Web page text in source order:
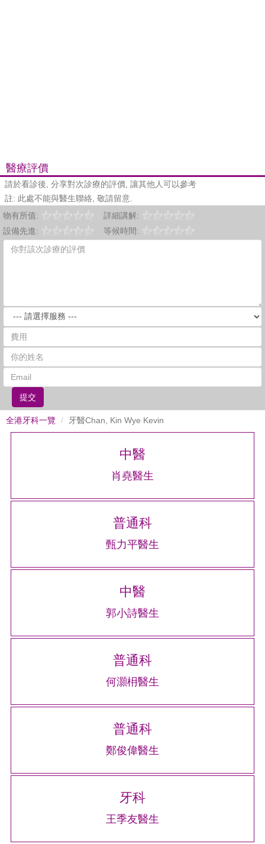
醫療評價
請於看診後, 分享對次診療的評價, 讓其他人可以參考
註: 此處不能與醫生聯絡, 敬請留意.
物有所值:
詳細講解:
設備先進:
等候時間:
提交
全港牙科一覽 牙醫Chan, Kin Wye Kevin
中醫
肖堯醫生
普通科
甄力平醫生
中醫
郭小詩醫生
普通科
何灝枏醫生
普通科
鄭俊偉醫生
牙科
王季友醫生